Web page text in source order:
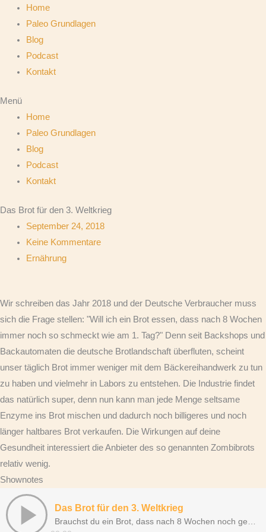
Home
Paleo Grundlagen
Blog
Podcast
Kontakt
Menü
Home
Paleo Grundlagen
Blog
Podcast
Kontakt
Das Brot für den 3. Weltkrieg
September 24, 2018
Keine Kommentare
Ernährung
Wir schreiben das Jahr 2018 und der Deutsche Verbraucher muss
sich die Frage stellen: "Will ich ein Brot essen, dass nach 8 Wochen
immer noch so schmeckt wie am 1. Tag?" Denn seit Backshops und
Backautomaten die deutsche Brotlandschaft überfluten, scheint
unser täglich Brot immer weniger mit dem Bäckereihandwerk zu tun
zu haben und vielmehr in Labors zu entstehen. Die Industrie findet
das natürlich super, denn nun kann man jede Menge seltsame
Enzyme ins Brot mischen und dadurch noch billigeres und noch
länger haltbares Brot verkaufen. Die Wirkungen auf deine
Gesundheit interessiert die Anbieter des so genannten Zombibrots
relativ wenig.
Shownotes